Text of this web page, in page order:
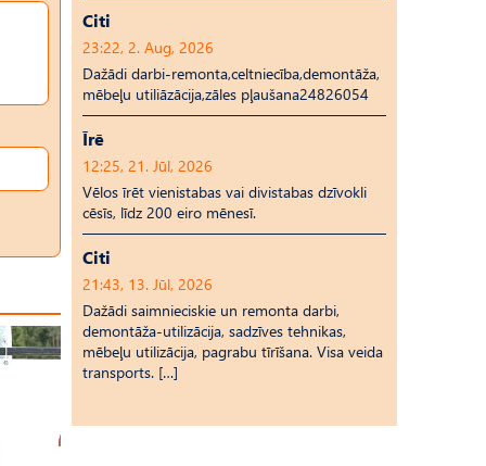
Citi
23:22, 2. Aug, 2026
Dažādi darbi-remonta,celtniecība,demontāža,
mēbeļu utiliāzācija,zāles pļaušana24826054
Īrē
12:25, 21. Jūl, 2026
Vēlos īrēt vienistabas vai divistabas dzīvokli
cēsīs, līdz 200 eiro mēnesī.
Citi
21:43, 13. Jūl, 2026
Dažādi saimnieciskie un remonta darbi,
demontāža-utilizācija, sadzīves tehnikas,
mēbeļu utilizācija, pagrabu tīrīšana. Visa veida
transports. […]